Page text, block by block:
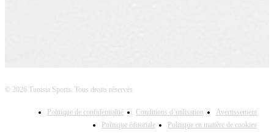
© 2026 Tunisia Sports. Tous droits réservés.
Politique de confidentialité Conditions d’utilisation
Avertissement
Politique éditoriale
Politique en matière de cookies